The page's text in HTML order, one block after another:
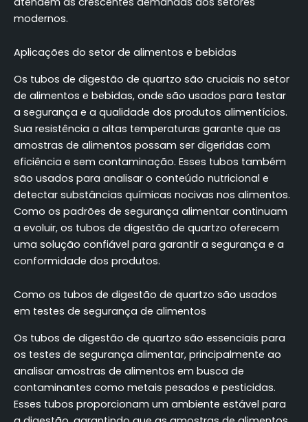
modernos.
Aplicações do setor de alimentos e bebidas
Os tubos de digestão de quartzo são cruciais no setor
de alimentos e bebidas, onde são usados para testar
a segurança e a qualidade dos produtos alimentícios.
Sua resistência a altas temperaturas garante que as
amostras de alimentos possam ser digeridas com
eficiência e sem contaminação. Esses tubos também
são usados para analisar o conteúdo nutricional e
detectar substâncias químicas nocivas nos alimentos.
Como os padrões de segurança alimentar continuam
a evoluir, os tubos de digestão de quartzo oferecem
uma solução confiável para garantir a segurança e a
conformidade dos produtos.
Como os tubos de digestão de quartzo são usados
em testes de segurança de alimentos
Os tubos de digestão de quartzo são essenciais para
os testes de segurança alimentar, principalmente ao
analisar amostras de alimentos em busca de
contaminantes como metais pesados e pesticidas.
Esses tubos proporcionam um ambiente estável para